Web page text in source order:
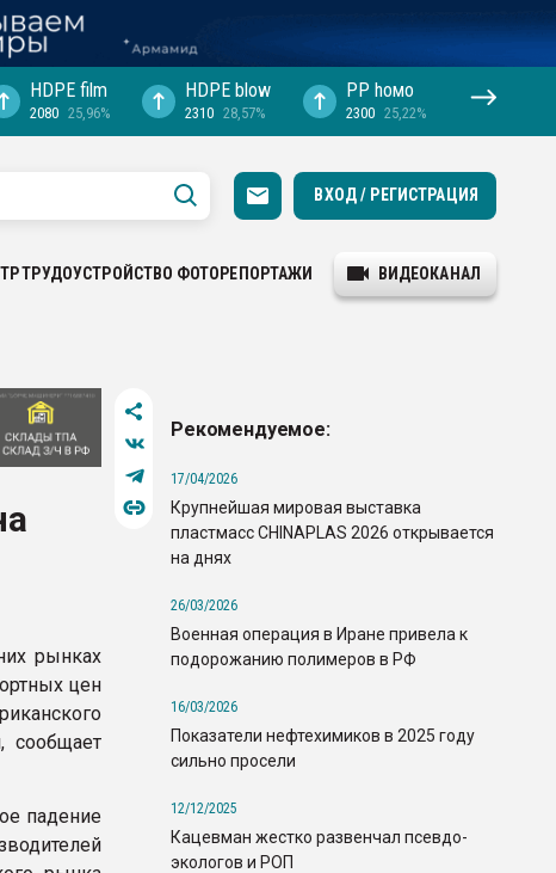
HDPE film
2080 25,96%
HDPE blow
2310 28,57%
PP hомо
2300 25,22%
ВХОД / РЕГИСТРАЦИЯ
ТРУДОУСТРОЙСТВО ФОТОРЕПОРТАЖИ ВИДЕОКАНАЛ
рынках
цен
сообщает
падение
Рекомендуемое:
17/04/2026
Крупнейшая мировая выставка
пластмасс CHINAPLAS 2026 открывается
на днях
26/03/2026
Военная операция в Иране привела к
подорожанию полимеров в РФ
16/03/2026
Показатели нефтехимиков в 2025 году
сильно просели
12/12/2025
Кацевман жестко развенчал псевдо-
экологов и РОП